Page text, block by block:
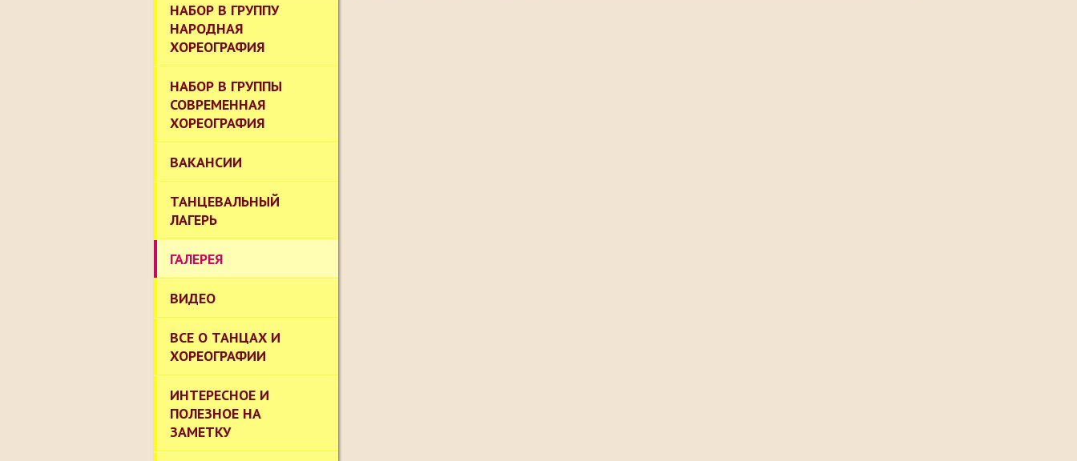
НАБОР В ГРУППУ
НАРОДНАЯ
ХОРЕОГРАФИЯ
НАБОР В ГРУППЫ
СОВРЕМЕННАЯ
ХОРЕОГРАФИЯ
ВАКАНСИИ
ТАНЦЕВАЛЬНЫЙ
ЛАГЕРЬ
ГАЛЕРЕЯ
ВИДЕО
ВСЕ О ТАНЦАХ И
ХОРЕОГРАФИИ
ИНТЕРЕСНОЕ И
ПОЛЕЗНОЕ НА
ЗАМЕТКУ